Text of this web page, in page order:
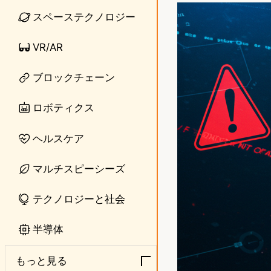
スペーステクノロジー
VR/AR
ブロックチェーン
ロボティクス
ヘルスケア
マルチスピーシーズ
テクノロジーと社会
半導体
もっと見る
e
s
n